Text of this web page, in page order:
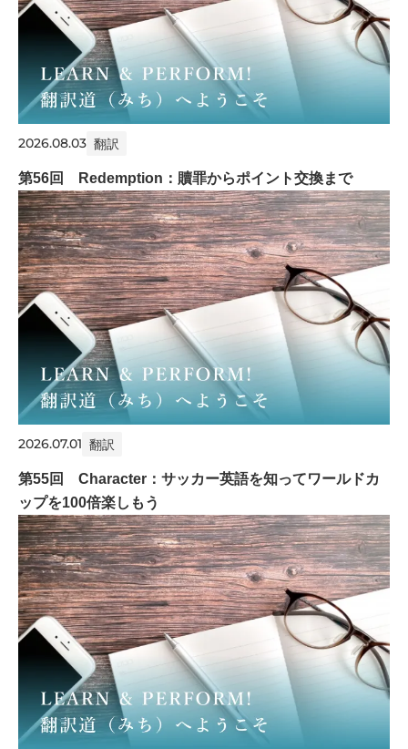
2026.08.03 翻訳
第56回 Redemption：贖罪からポイント交換まで
2026.07.01 翻訳
第55回 Character：サッカー英語を知ってワールドカ
ップを100倍楽しもう